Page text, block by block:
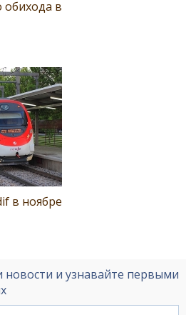
в
в ноябре
и узнавайте первыми